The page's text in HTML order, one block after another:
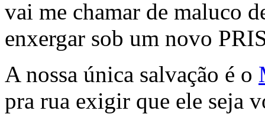
vai me chamar de maluco
enxergar sob um novo
A nossa única salvação é o
pra rua exigir que ele seja